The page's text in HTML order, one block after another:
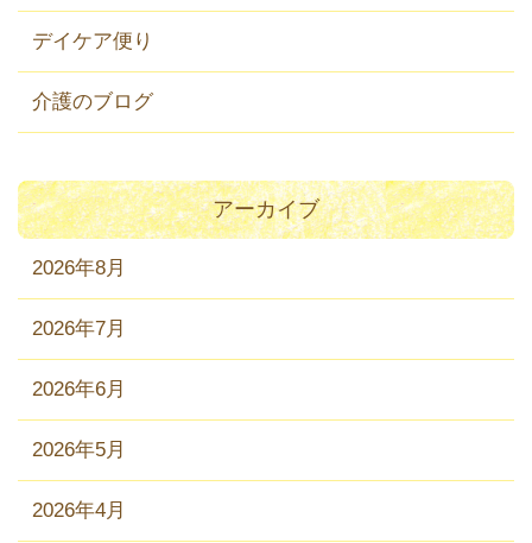
デイケア便り
介護のブログ
アーカイブ
2026年8月
2026年7月
2026年6月
2026年5月
2026年4月